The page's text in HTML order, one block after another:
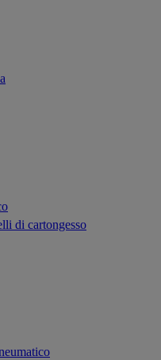
di cartongesso